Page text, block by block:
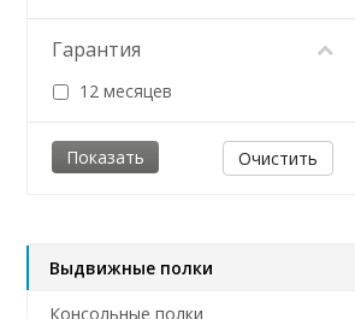
Гарантия
12 месяцев
Очистить
Выдвижные полки
Консольные полки